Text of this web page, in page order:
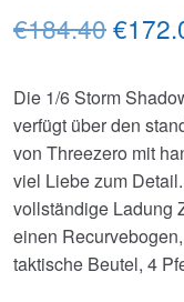
€184.40
war:
Die 1/6 Storm
verfügt über den
von Threezero mit
viel Liebe zum
vollständige Ladung
einen
taktische Beutel, 4